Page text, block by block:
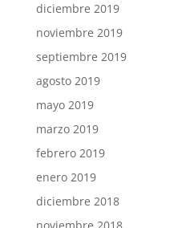
diciembre 2019
noviembre 2019
septiembre 2019
agosto 2019
mayo 2019
marzo 2019
febrero 2019
enero 2019
diciembre 2018